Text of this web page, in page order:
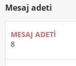
Mesaj adeti
MESAJ ADETI
8